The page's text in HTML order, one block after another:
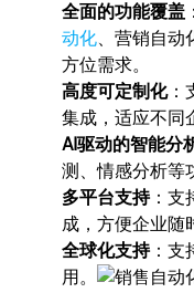
全面的功能覆盖
动化、营销自动
方位需求。
高度可定制化：
集成，适应不同
AI驱动的智能分
测、情感分析等
多平台支持：支
成，方便企业随
全球化支持：支
用。